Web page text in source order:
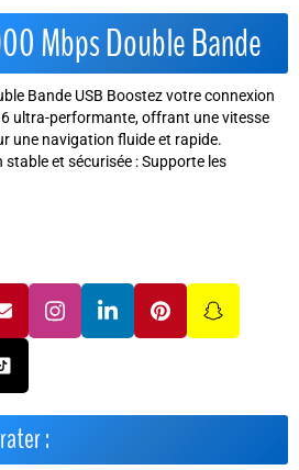
Mbps Double Bande
Bande USB Boostez votre connexion
ultra-performante, offrant une vitesse
une navigation fluide et rapide.
et sécurisée : Supporte les
: